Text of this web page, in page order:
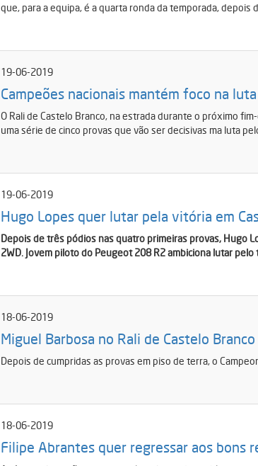
que, para a equipa, é a quarta ronda da temporada,
19-06-2019
Campeões nacionais mantém foco na
O Rali de Castelo Branco, na estrada durante o próximo
uma série de cinco provas que vão ser decisivas ma luta
19-06-2019
Hugo Lopes quer lutar pela vitória em
Depois de três pódios nas quatro primeiras provas, Hugo
2WD. Jovem piloto do Peugeot 208 R2 ambiciona lutar
18-06-2019
Miguel Barbosa no Rali de Castelo Branco
Depois de cumpridas as provas em piso de terra, o
18-06-2019
Filipe Abrantes quer regressar aos bons